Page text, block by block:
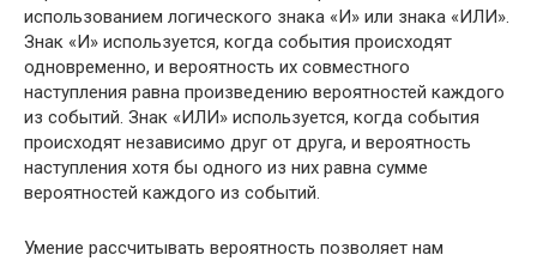
использованием логического знака «И» или знака «ИЛИ».
Знак «И» используется, когда события происходят
одновременно, и вероятность их совместного
наступления равна произведению вероятностей каждого
из событий. Знак «ИЛИ» используется, когда события
происходят независимо друг от друга, и вероятность
наступления хотя бы одного из них равна сумме
вероятностей каждого из событий.
Умение рассчитывать вероятность позволяет нам